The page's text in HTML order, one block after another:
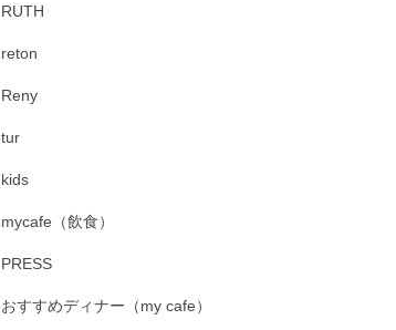
RUTH
reton
Reny
tur
kids
mycafe（飲食）
PRESS
おすすめディナー（my cafe）